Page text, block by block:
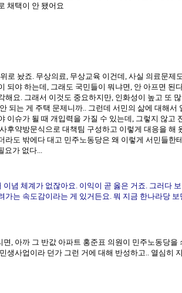
채택이 안 됐어요
로 놨죠. 무상의료, 무상교육 이건데, 사실 의료문제
되야 하는데, 그래도 국민들이 뭐냐면, 안 아프면 된
해요. 그래서 이것도 중요하지만, 인화성이 높고 또
되는 게 주택 문제니까.. 그런데 서민의 삶에 대해서
이슈가 될 때 개입력을 가질 수 있는데, 그렇지 않고
후약방문식으로 대책팀 구성하고 이렇게 대응을 해
라도 밖에다 대고 민주노동당은 왜 이렇게 서민들한
가 없다...
이념 체계가 없잖아요. 이익이 곧 옳은 거죠. 그러다
가는 속도감이라는 게 있거든요. 뭐 지금 한나라당 보
, 아까 그 반값 아파트 홍준표 의원이 민주노동당을
생사업이라 던가 그런 거에 대해 반성하고.. 열심히